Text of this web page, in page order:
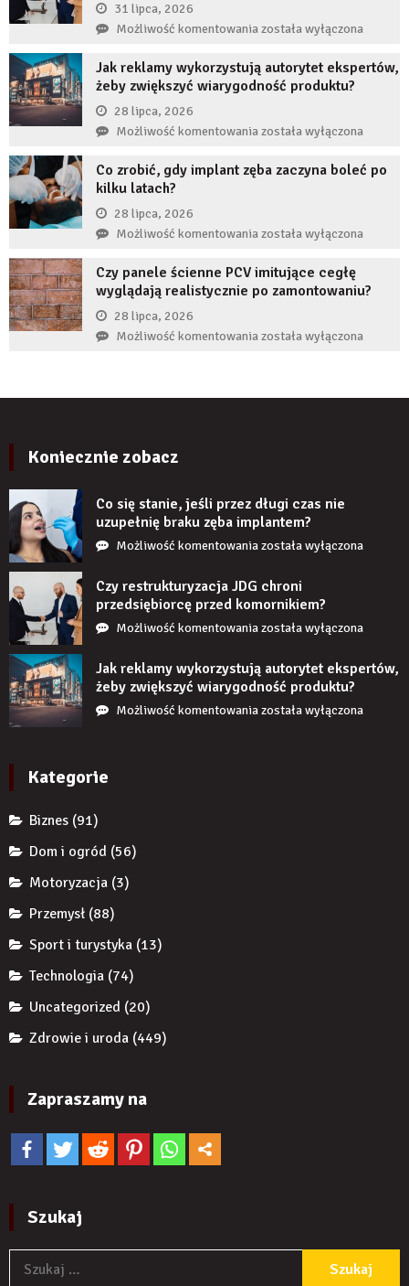
długi
uzupełnię
implantem?
31 lipca, 2026
Możliwość komentowaniaCzy
JDG
chroni
przed
komornikiem?
została wyłączona
Jak reklamy wykorzystują autorytet ekspertów,
żeby zwiększyć wiarygodność produktu?
28 lipca, 2026
Możliwość komentowaniaJak
wykorzystują
żeby
zwiększyć
wiarygodność
produktu?
została wyłączona
Co zrobić, gdy implant zęba zaczyna boleć po
kilku latach?
28 lipca, 2026
Możliwość komentowaniaCo
gdy
implant
zaczyna
została wyłączona
Czy panele ścienne PCV imitujące cegłę
wyglądają realistycznie po zamontowaniu?
28 lipca, 2026
Możliwość komentowaniaCzy
zamontowaniu?
została wyłączona
Koniecznie zobacz
Co się stanie, jeśli przez długi czas nie
uzupełnię braku zęba implantem?
Możliwość komentowaniaCo
stanie,
jeśli
przez
czas
nie
uzupełnię
braku
została wyłączona
Czy restrukturyzacja JDG chroni
przedsiębiorcę przed komornikiem?
Możliwość komentowaniaCzy
JDG
chroni
przedsiębiorcę
została wyłączona
Jak reklamy wykorzystują autorytet ekspertów,
żeby zwiększyć wiarygodność produktu?
Możliwość komentowaniaJak
została wyłączona
Kategorie
Biznes (91)
Dom i ogród (56)
Motoryzacja (3)
Przemysł (88)
Sport i turystyka (13)
Technologia (74)
Uncategorized (20)
Zdrowie i uroda (449)
Zapraszamy na
Szukaj